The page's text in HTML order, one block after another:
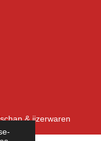
& ijzerwaren